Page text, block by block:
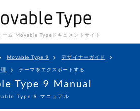
ーム Movable Type ドキュメントサイト
Movable Type 9 デザイナーガイド
テーマをエクスポートする
Type 9 Manual
Type 9 マニュアル